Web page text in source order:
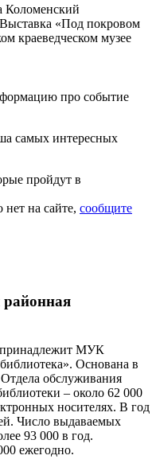
Коломенский
Выставка «Под покровом
краеведческом музее
про событие
самых интересных
пройдут в
на сайте, сообщите
районная
принадлежит МУК
Основана в
обслуживания
– около 62 000
носителях. В год
Число выдаваемых
93 000 в год.
ежегодно.